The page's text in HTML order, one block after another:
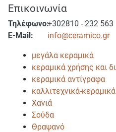
Επικοινωνία
Τηλέφωνο:+302810 - 232 563
E-Mail:
info@ceramico.gr
μεγάλα κεραμικά
κεραμικά χρήσης και
κεραμικά αντίγραφα
καλλιτεχνικά-κεραμικά
Χανιά
Σούδα
Θραψανό